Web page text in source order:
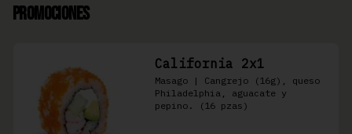
Promociones
California 2x1
Masago | Cangrejo (16g), queso
Philadelphia, aguacate y
pepino. (16 pzas)